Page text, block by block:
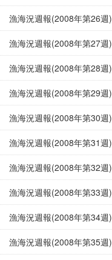
漁海況週報(2008年第26週)
漁海況週報(2008年第27週)
漁海況週報(2008年第28週)
漁海況週報(2008年第29週)
漁海況週報(2008年第30週)
漁海況週報(2008年第31週)
漁海況週報(2008年第32週)
漁海況週報(2008年第33週)
漁海況週報(2008年第34週)
漁海況週報(2008年第35週)